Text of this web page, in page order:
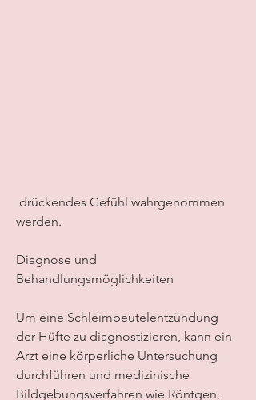
werden.
Diagnose und
Behandlungsmöglichkeiten
Um eine Schleimbeutelentzündung
der Hüfte zu diagnostizieren, kann ein
Arzt eine körperliche Untersuchung
durchführen und medizinische
Bildgebungsverfahren wie Röntgen,